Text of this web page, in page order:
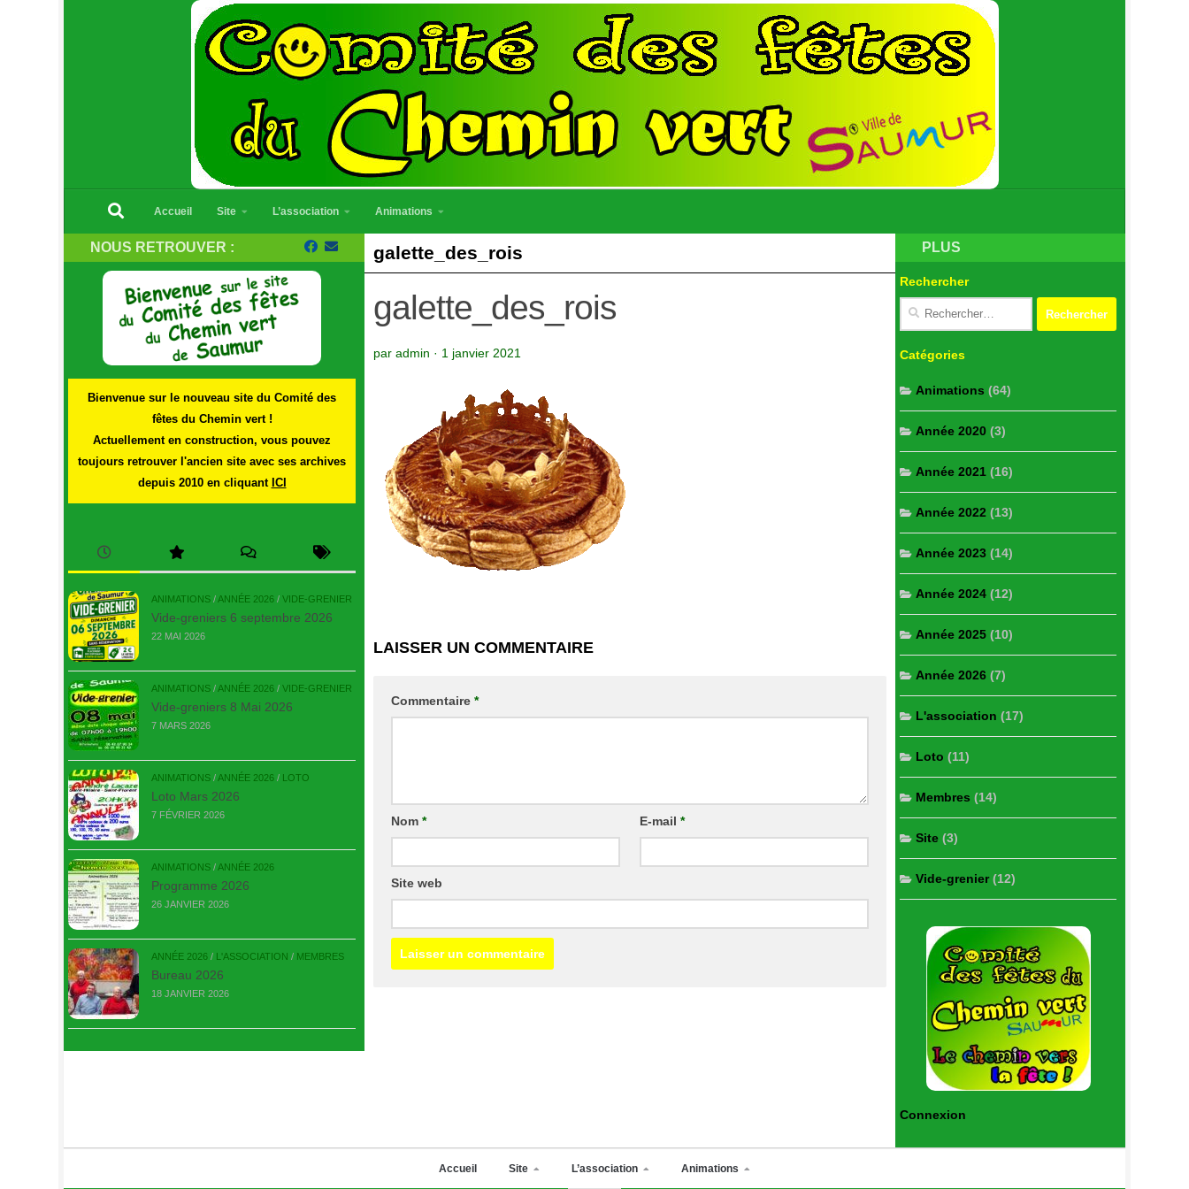
Accueil Site L’association Animations
galette_des_rois
galette_des_rois
par admin · 1 janvier 2021
LAISSER UN COMMENTAIRE
Commentaire *
Nom * E-mail *
Site web
NOUS RETROUVER :
Bienvenue sur le nouveau site du Comité des
fêtes du Chemin vert !
Actuellement en construction, vous pouvez
toujours retrouver l'ancien site avec ses archives
depuis 2010 en cliquant ICI
ANIMATIONS /ANNÉE 2026 / VIDE-GRENIER
Vide-greniers 6 septembre 2026
22 MAI 2026
ANIMATIONS /ANNÉE 2026 / VIDE-GRENIER
Vide-greniers 8 Mai 2026
7 MARS 2026
ANIMATIONS /ANNÉE 2026 / LOTO
Loto Mars 2026
7 FÉVRIER 2026
ANIMATIONS /ANNÉE 2026
Programme 2026
26 JANVIER 2026
ANNÉE 2026 / L'ASSOCIATION / MEMBRES
Bureau 2026
18 JANVIER 2026
PLUS
Rechercher
Catégories
Animations (64)
Année 2020 (3)
Année 2021 (16)
Année 2022 (13)
Année 2023 (14)
Année 2024 (12)
Année 2025 (10)
Année 2026 (7)
L'association (17)
Loto (11)
Membres (14)
Site (3)
Vide-grenier(12)
Connexion
Accueil Site L’association Animations